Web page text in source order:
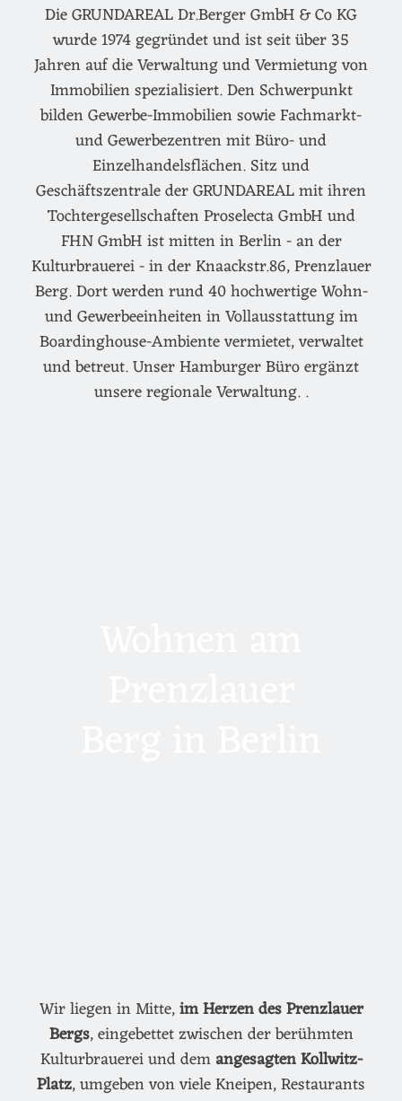
Die GRUNDAREAL Dr.Berger GmbH & Co KG
wurde 1974 gegründet und ist seit über 35
Jahren auf die Verwaltung und Vermietung von
Immobilien spezialisiert. Den Schwerpunkt
bilden Gewerbe-Immobilien sowie Fachmarkt-
und Gewerbezentren mit Büro- und
Einzelhandelsflächen. Sitz und
Geschäftszentrale der GRUNDAREAL mit ihren
Tochtergesellschaften Proselecta GmbH und
FHN GmbH ist mitten in Berlin - an der
Kulturbrauerei - in der Knaackstr.86, Prenzlauer
Berg. Dort werden rund 40 hochwertige Wohn-
und Gewerbeeinheiten in Vollausstattung im
Boardinghouse-Ambiente vermietet, verwaltet
und betreut. Unser Hamburger Büro ergänzt
unsere regionale Verwaltung. .
Wir liegen in Mitte,im Herzen des Prenzlauer
Bergs, eingebettet zwischen der berühmten
Kulturbrauerei und demangesagten Kollwitz-
Platz, umgeben von viele Kneipen, Restaurants